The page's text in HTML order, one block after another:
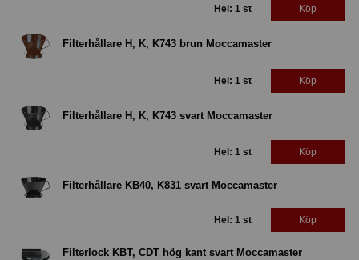
Hel: 1 st Köp
Filterhållare H, K, K743 brun Moccamaster
Hel: 1 st Köp
Filterhållare H, K, K743 svart Moccamaster
Hel: 1 st Köp
Filterhållare KB40, K831 svart Moccamaster
Hel: 1 st Köp
Filterlock KBT, CDT hög kant svart Moccamaster